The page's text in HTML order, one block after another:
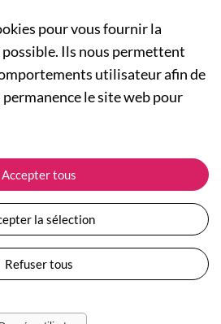
?
thèmes
pour vous fournir la
Ils nous permettent
utilisateur afin de
le site web pour
Accepter tous
la sélection
Refuser tous